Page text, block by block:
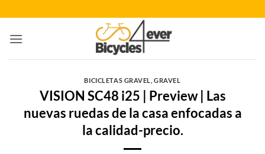
al
contenido
BICICLETAS GRAVEL ,GRAVEL
VISION SC48 i25 | Preview | Las
nuevas ruedas de la casa enfocadas a
la calidad-precio.